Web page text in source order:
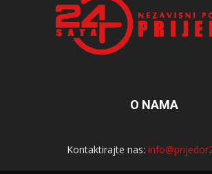
O NAMA
Kontaktirajte nas: